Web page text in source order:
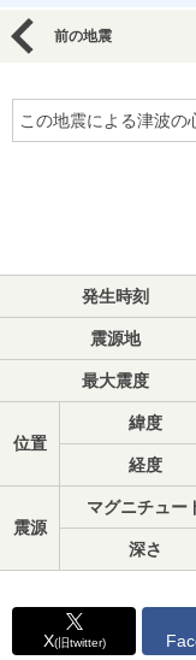
前の地震
この地震による津波の
発生時刻
震源地
最大震度
位置
緯度
経度
震源
マグニチュー
深さ
X(旧twitter)